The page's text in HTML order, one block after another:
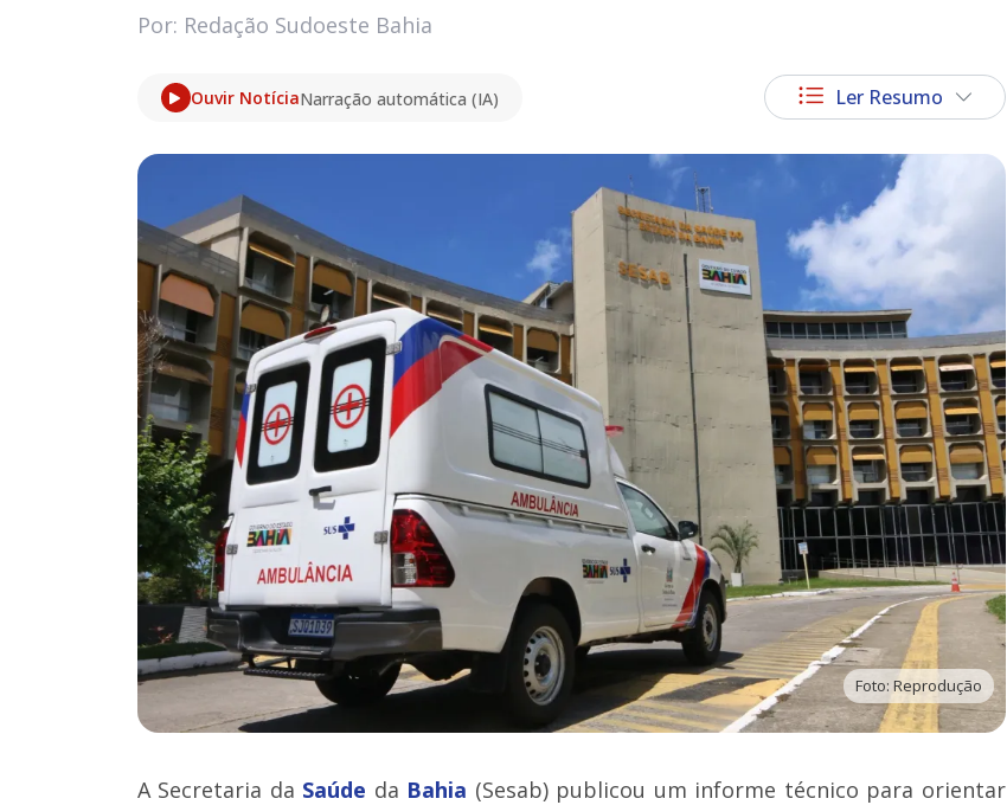
Por: Redação Sudoeste Bahia
Ouvir NotíciaNarração automática (IA) Ler Resumo
Foto: Reprodução
A Secretaria da Saúde da Bahia (Sesab) publicou um informe técnico para orientar